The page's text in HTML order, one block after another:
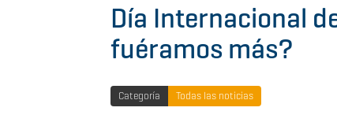
Día Internacional
fuéramos más?
Categoría Todas las noticias